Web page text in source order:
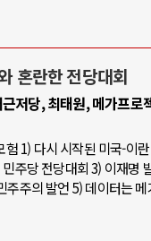
혼란한 전당대회
저당, 최태원, 메가프로
1) 다시 시작된 미국-이
주당 전당대회 3) 이재명
주의 발언 5) 데이터는
·우크라, 대규모 공습 주